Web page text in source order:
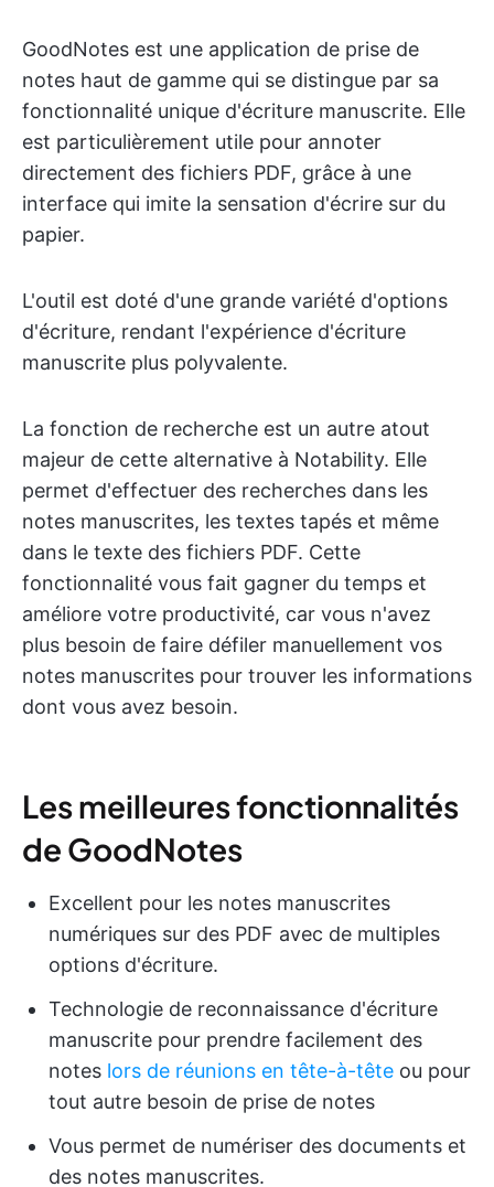
GoodNotes est une application de prise de
notes haut de gamme qui se distingue par sa
fonctionnalité unique d'écriture manuscrite. Elle
est particulièrement utile pour annoter
directement des fichiers PDF, grâce à une
interface qui imite la sensation d'écrire sur du
papier.
L'outil est doté d'une grande variété d'options
d'écriture, rendant l'expérience d'écriture
manuscrite plus polyvalente.
La fonction de recherche est un autre atout
majeur de cette alternative à Notability. Elle
permet d'effectuer des recherches dans les
notes manuscrites, les textes tapés et même
dans le texte des fichiers PDF. Cette
fonctionnalité vous fait gagner du temps et
améliore votre productivité, car vous n'avez
plus besoin de faire défiler manuellement vos
notes manuscrites pour trouver les informations
dont vous avez besoin.
Les meilleures fonctionnalités
de GoodNotes
Excellent pour les notes manuscrites
numériques sur des PDF avec de multiples
options d'écriture.
Technologie de reconnaissance d'écriture
manuscrite pour prendre facilement des
notes lors de réunions en tête-à-tête ou pour
tout autre besoin de prise de notes
Vous permet de numériser des documents et
des notes manuscrites.